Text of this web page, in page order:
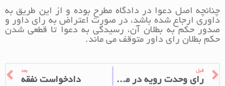
چنانچه اصل دعوا در دادگاه مطرح بوده و از این طریق به
داوری ارجاع شده باشد، در صورت اعتراض به رای داور و
صدور حکم به بطلان آن، رسیدگی به دعوا تا قطعی شدن
حکم بطلان رای داور متوقف می ماند.
قبل
رای وحدت رویه در مورد خلع ید
بعد
دادخواست نفقه